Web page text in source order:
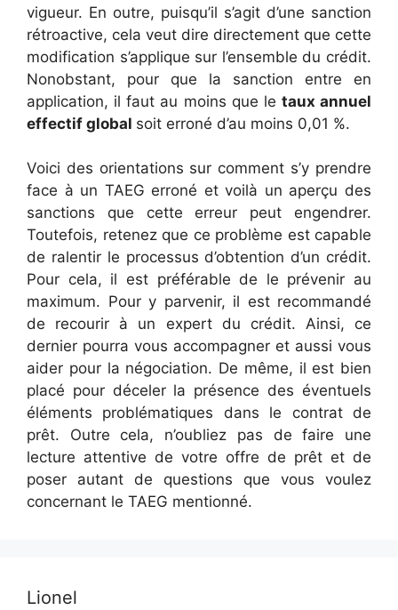
vigueur. En outre, puisqu’il s’agit d’une sanction
rétroactive, cela veut dire directement que cette
modification s’applique sur l’ensemble du crédit.
Nonobstant, pour que la sanction entre en
application, il faut au moins que le taux annuel
effectif global soit erroné d’au moins 0,01 %.
Voici des orientations sur comment s’y prendre
face à un TAEG erroné et voilà un aperçu des
sanctions que cette erreur peut engendrer.
Toutefois, retenez que ce problème est capable
de ralentir le processus d’obtention d’un crédit.
Pour cela, il est préférable de le prévenir au
maximum. Pour y parvenir, il est recommandé
de recourir à un expert du crédit. Ainsi, ce
dernier pourra vous accompagner et aussi vous
aider pour la négociation. De même, il est bien
placé pour déceler la présence des éventuels
éléments problématiques dans le contrat de
prêt. Outre cela, n’oubliez pas de faire une
lecture attentive de votre offre de prêt et de
poser autant de questions que vous voulez
concernant le TAEG mentionné.
Lionel